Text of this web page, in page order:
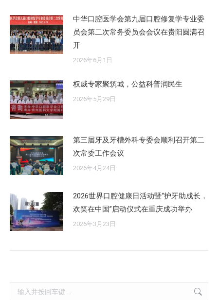
中华口腔医学会第九届口腔修复学专业委
员会第二次常务委员会会议在贵阳圆满召
开
2026年6月1日
权威专家聚筑城，公益科普润民生
2026年5月29日
第三届牙及牙槽外科专委会顺利召开第二
次常委工作会议
2026年4月24日
2026世界口腔健康日活动暨“护牙助成长，
欢笑在中国”启动仪式在重庆成功举办
2026年3月23日
Search: